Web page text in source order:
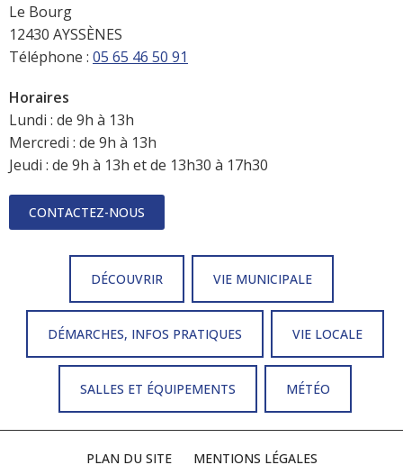
Le Bourg
12430 AYSSÈNES
Téléphone : 05 65 46 50 91
Horaires
Lundi : de 9h à 13h
Mercredi : de 9h à 13h
Jeudi : de 9h à 13h et de 13h30 à 17h30
CONTACTEZ-NOUS
DÉCOUVRIR VIE MUNICIPALE
DÉMARCHES, INFOS PRATIQUES VIE LOCALE
SALLES ET ÉQUIPEMENTS MÉTÉO
PLAN DU SITE MENTIONS LÉGALES